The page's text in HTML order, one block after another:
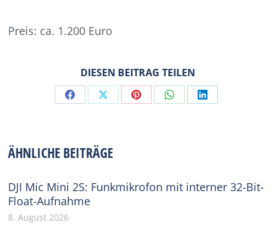
Preis: ca. 1.200 Euro
DIESEN BEITRAG TEILEN
Share Share Share Share Share
ÄHNLICHE BEITRÄGE
DJI Mic Mini 2S: Funkmikrofon mit interner 32-Bit-
Float-Aufnahme
8. August 2026